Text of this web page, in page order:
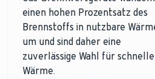
einen hohen Prozentsatz des
Brennstoffs in nutzbare
um und sind daher eine
zuverlässige Wahl für schnelle
Wärme.